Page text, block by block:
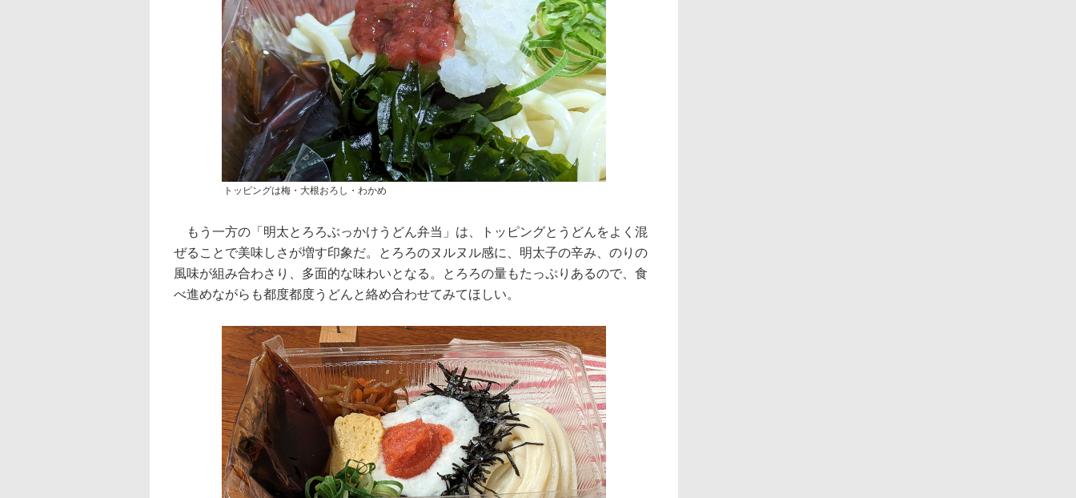
トッピングは梅・大根おろし・わかめ
もう一方の「明太とろろぶっかけうどん弁当」は、トッピングとうどんをよく混
ぜることで美味しさが増す印象だ。とろろのヌルヌル感に、明太子の辛み、のりの
風味が組み合わさり、多面的な味わいとなる。とろろの量もたっぷりあるので、食
べ進めながらも都度都度うどんと絡め合わせてみてほしい。